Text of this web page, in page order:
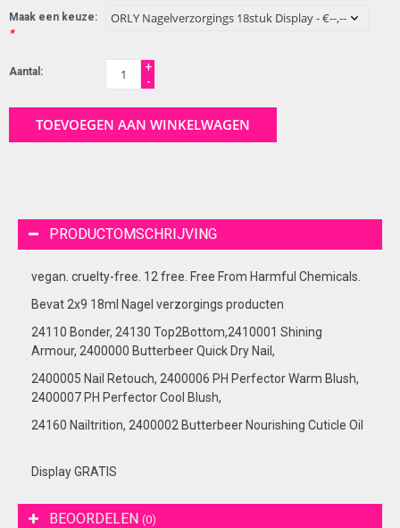
Maak een keuze:
*
Aantal:
+
-
TOEVOEGEN AAN WINKELWAGEN
PRODUCTOMSCHRIJVING
vegan. cruelty-free. 12 free. Free From Harmful Chemicals.
Bevat 2x9 18ml Nagel verzorgings producten
24110 Bonder, 24130 Top2Bottom,2410001 Shining
Armour, 2400000 Butterbeer Quick Dry Nail,
2400005 Nail Retouch, 2400006 PH Perfector Warm Blush,
2400007 PH Perfector Cool Blush,
24160 Nailtrition, 2400002 Butterbeer Nourishing Cuticle Oil
Display GRATIS
BEOORDELEN (0)